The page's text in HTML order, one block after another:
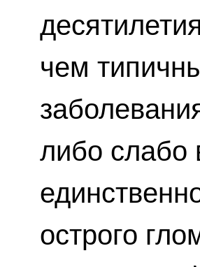
чем
либо слабо
острого